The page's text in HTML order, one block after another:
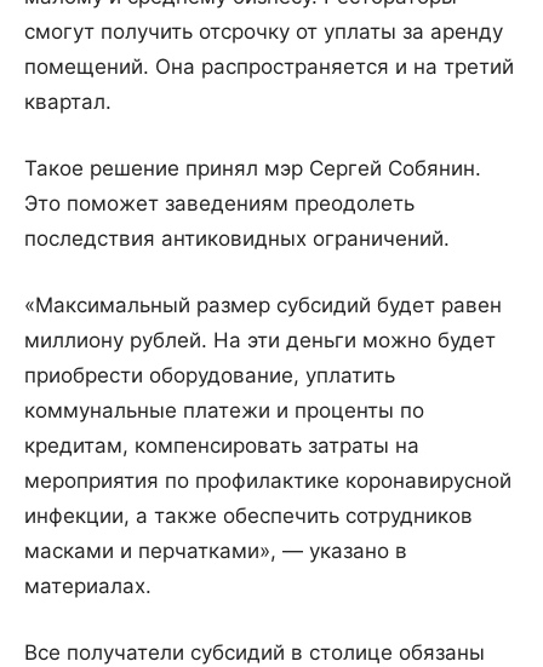
смогут получить отсрочку от уплаты за аренду
помещений. Она распространяется и на третий
квартал.
Такое решение принял мэр Сергей Собянин.
Это поможет заведениям преодолеть
последствия антиковидных ограничений.
«Максимальный размер субсидий будет равен
миллиону рублей. На эти деньги можно будет
приобрести оборудование, уплатить
коммунальные платежи и проценты по
кредитам, компенсировать затраты на
мероприятия по профилактике коронавирусной
инфекции, а также обеспечить сотрудников
масками и перчатками», — указано в
материалах.
Все получатели субсидий в столице обязаны